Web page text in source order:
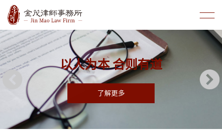
以人为本 合则有道
了解更多